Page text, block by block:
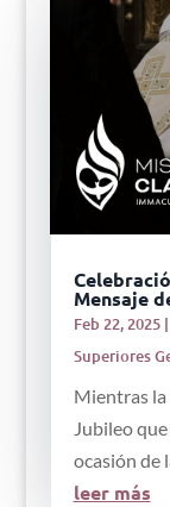
Mensaje
Feb 22, 2025|
Superiores
Mientras la
Jubileo
ocasión de
leer más